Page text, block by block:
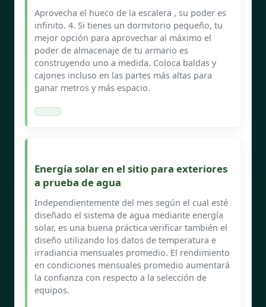
Aprovecha el hueco de la escalera , su poder es
infinito. 4. Si tienes un dormitorio pequeño, tu
mejor opción para aprovechar al máximo el
poder de almacenaje de tu armario es
construyendo uno a medida. Coloca baldas y
cajones incluso en las partes más altas para
ganar metros y más espacio.
Energía solar en el sitio para exteriores
a prueba de agua
Independientemente del mes según el cual esté
diseñado el sistema de agua mediante energía
solar, es una buena práctica verificar también el
diseño utilizando los datos de temperatura e
irradiancia mensuales promedio. El rendimiento
en condiciones mensuales promedio aumentará
la confianza con respecto a la selección de
equipos.